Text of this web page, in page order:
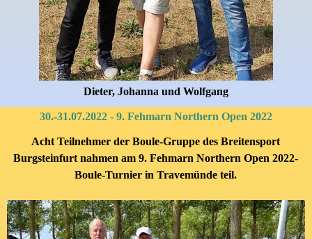
Dieter, Johanna und Wolfgang
30.-31.07.2022 - 9. Fehmarn Northern Open 2022
Acht Teilnehmer derBoule-Gruppedes Breitensport
Burgsteinfurt nahmen am9. Fehmarn Northern Open 2022-
Boule-Turnier in Travemünde teil.